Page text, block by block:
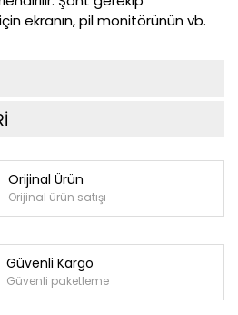
ekranın, pil monitörünün vb.
Orijinal Ürün
Orijinal ürün satışı
Güvenli Kargo
Güvenli paketleme